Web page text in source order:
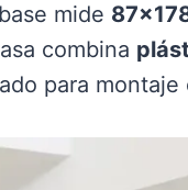
mide
combina
para